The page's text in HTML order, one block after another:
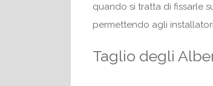
quando si tratta di fissarle
permettendo agli
Taglio degli